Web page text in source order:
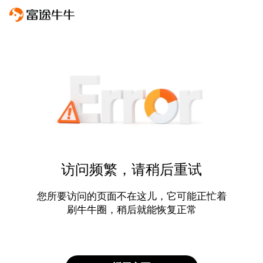
访问频繁，请稍后重试
您所要访问的页面不在这儿，它可能正忙着
刷牛牛圈，稍后就能恢复正常